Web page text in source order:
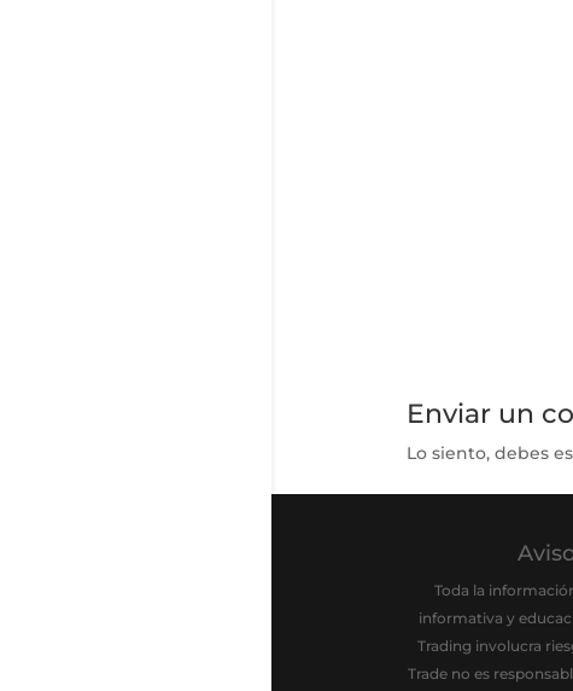
Enviar un
Lo siento, debes
Toda la
informativa y
Trading involucra
Trade no es